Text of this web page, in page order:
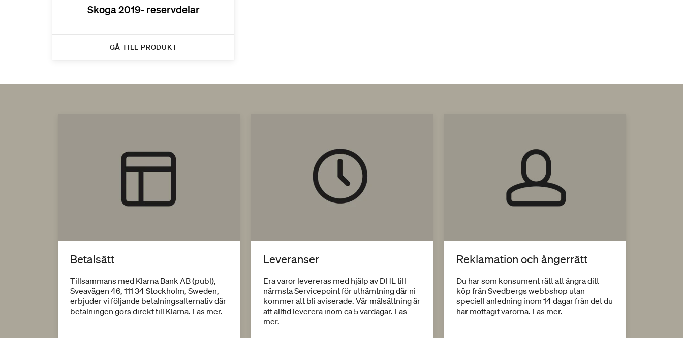
Skoga 2019- reservdelar
GÅ TILL PRODUKT
Betalsätt
Tillsammans med Klarna Bank AB (publ),
Sveavägen 46, 111 34 Stockholm, Sweden,
erbjuder vi följande betalningsalternativ där
betalningen görs direkt till Klarna. Läs mer.
Leveranser
Era varor levereras med hjälp av DHL till
närmsta Servicepoint för uthämtning där ni
kommer att bli aviserade. Vår målsättning är
att alltid leverera inom ca 5 vardagar. Läs
mer.
Reklamation och ångerrätt
Du har som konsument rätt att ångra ditt
köp från Svedbergs webbshop utan
speciell anledning inom 14 dagar från det du
har mottagit varorna. Läs mer.